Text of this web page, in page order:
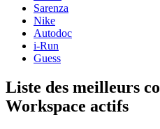
Sarenza
Nike
Autodoc
i-Run
Guess
Liste des meilleurs
Workspace actifs